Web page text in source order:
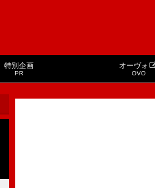
特別企画
PR
オーヴォ
OVO